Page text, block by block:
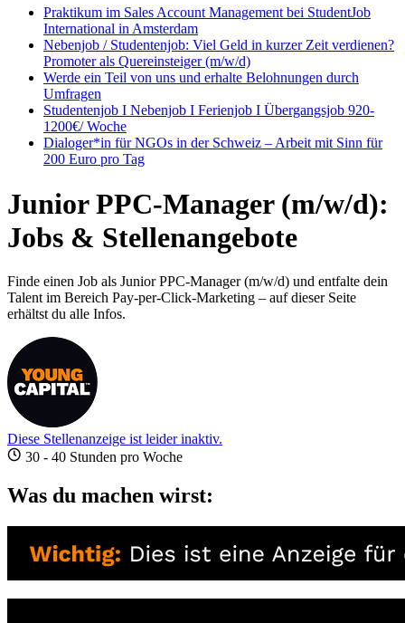
Praktikum im Sales Account Management bei StudentJob
International in Amsterdam
Nebenjob / Studentenjob: Viel Geld in kurzer Zeit verdienen?
Promoter als Quereinsteiger (m/w/d)
Werde ein Teil von uns und erhalte Belohnungen durch
Umfragen
Studentenjob I Nebenjob I Ferienjob I Übergangsjob 920-
1200€/ Woche
Dialoger*in für NGOs in der Schweiz – Arbeit mit Sinn für
200 Euro pro Tag
Junior PPC-Manager (m/w/d):
Jobs & Stellenangebote
Finde einen Job als Junior PPC-Manager (m/w/d) und entfalte dein
Talent im Bereich Pay-per-Click-Marketing – auf dieser Seite
erhältst du alle Infos.
Diese Stellenanzeige ist leider inaktiv.
30 - 40 Stunden pro Woche
Was du machen wirst: